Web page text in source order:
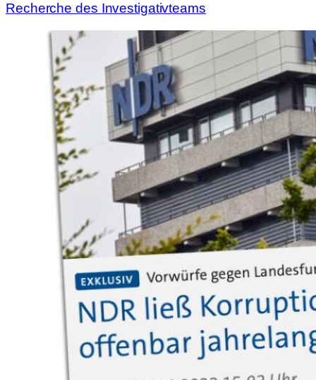
Recherche des Investigativteams